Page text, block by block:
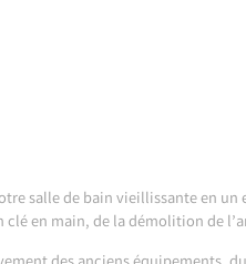
salle de bain vieillissante en
en main, de la démolition de